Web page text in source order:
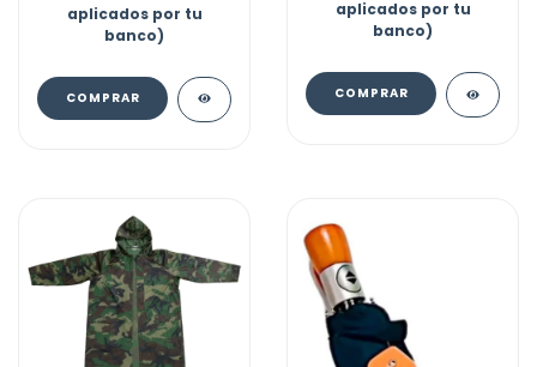
aplicados por tu
banco)
COMPRAR
aplicados por tu
banco)
COMPRAR